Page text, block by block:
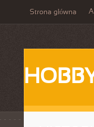
Strona główna